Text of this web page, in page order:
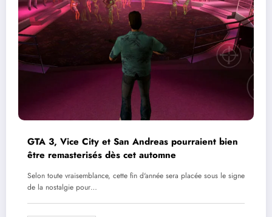
GTA 3, Vice City et San Andreas pourraient bien
être remasterisés dès cet automne
Selon toute vraisemblance, cette fin d'année sera placée sous le signe
de la nostalgie pour…